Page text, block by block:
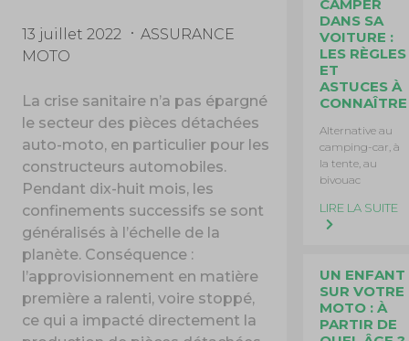
13 juillet 2022
ASSURANCE
MOTO
La crise sanitaire n’a pas épargné
le secteur des pièces détachées
auto-moto, en particulier pour les
constructeurs automobiles.
Pendant dix-huit mois, les
confinements successifs se sont
généralisés à l’échelle de la
planète. Conséquence :
l’approvisionnement en matière
première a ralenti, voire stoppé,
ce qui a impacté directement la
CAMPER
DANS SA
VOITURE :
LES RÈGLES
ET
ASTUCES À
CONNAÎTRE
Alternative au
camping-car, à
la tente, au
bivouac
LIRE LA SUITE
UN ENFANT
SUR VOTRE
MOTO : À
PARTIR DE